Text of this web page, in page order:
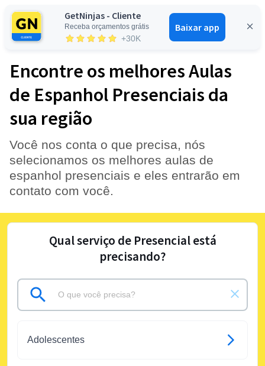
GetNinjas - Cliente
Receba orçamentos grátis
+30K
Baixar app
Entrar
Encontre os melhores Aulas
de Espanhol Presenciais da
sua região
Você nos conta o que precisa, nós
selecionamos os melhores aulas de
espanhol presenciais e eles entrarão em
contato com você.
Qual serviço de Presencial está
precisando?
Adolescentes